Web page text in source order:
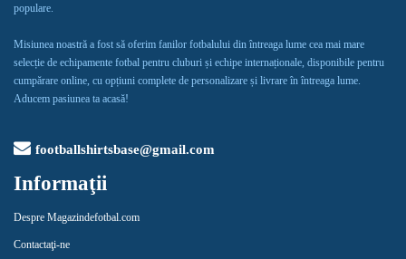
populare.
Misiunea noastră a fost să oferim fanilor fotbalului din întreaga lume cea mai mare
selecție de echipamente fotbal pentru cluburi și echipe internaționale, disponibile pentru
cumpărare online, cu opțiuni complete de personalizare și livrare în întreaga lume.
Aducem pasiunea ta acasă!
footballshirtsbase@gmail.com
Informaţii
Despre Magazindefotbal.com
Contactaţi-ne